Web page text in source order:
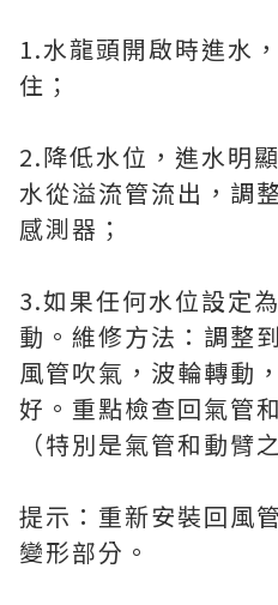
1.水龍頭開啟時進水
住；
2.降低水位，進水明
水從溢流管流出，調
感測器；
3.如果任何水位設定
動。維修方法：調整
風管吹氣，波輪轉動
好。重點檢查回氣管
（特別是氣管和動臂
提示：重新安裝回風
變形部分。